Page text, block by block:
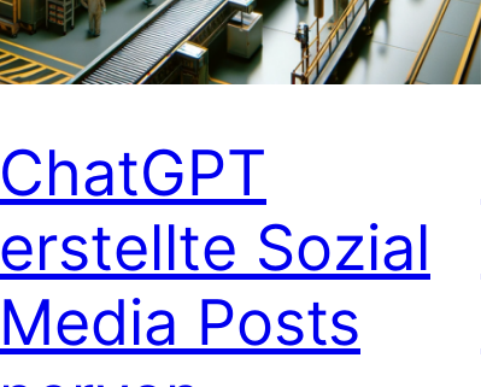
ChatGPT
erstellte Sozial
Media Posts